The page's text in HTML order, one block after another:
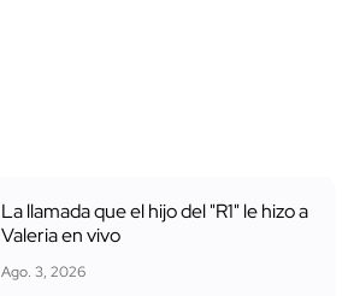
La llamada que el hijo del "R1" le hizo a
Valeria en vivo
Ago. 3, 2026